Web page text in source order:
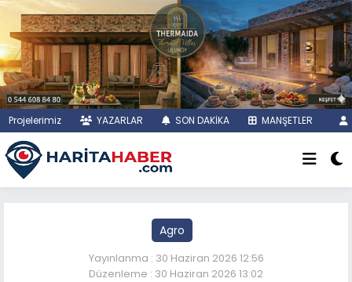
Projelerimiz YAZARLAR SON DAKİKA MANŞETLER
Agro
Yayınlanma : 30 Haziran 2026 12:56
Düzenleme : 30 Haziran 2026 13:02